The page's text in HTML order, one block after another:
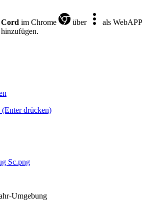
im Chrome über
als WebAPP
drücken)
Umgebung